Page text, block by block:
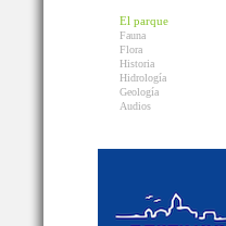
El parque
Fauna
Flora
Historia
Hidrología
Geología
Audios